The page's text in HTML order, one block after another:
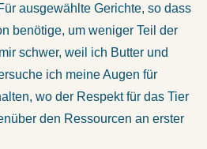
ausgewählte Gerichte, so dass
benötige, um weniger Teil der
schwer, weil ich Butter und
ich meine Augen für
wo der Respekt für das Tier
den Ressourcen an erster